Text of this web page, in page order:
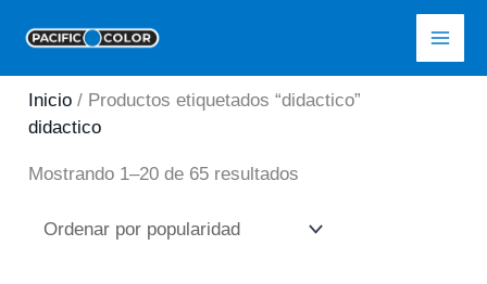
contenido
Inicio / Productos etiquetados “didactico”
didactico
Mostrando 1–20 de 65 resultados
popularidad